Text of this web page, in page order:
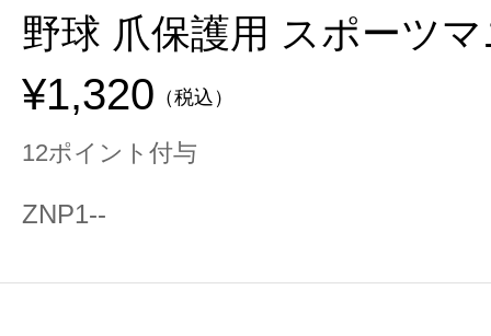
野球 爪保護用 スポーツ
¥1,320 （税込）
12ポイント付与
ZNP1--